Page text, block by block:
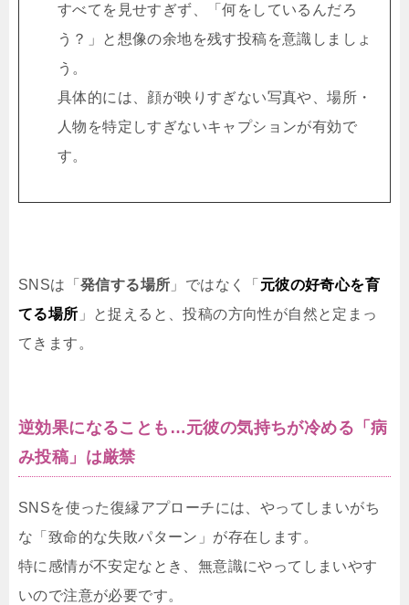
すべてを見せすぎず、「何をしているんだろ
う？」と想像の余地を残す投稿を意識しましょ
う。
具体的には、顔が映りすぎない写真や、場所・
人物を特定しすぎないキャプションが有効で
す。
SNSは「 発信する場所 」ではなく「 元彼の好奇心を育
てる場所 」と捉えると、投稿の方向性が自然と定まっ
てきます。
逆効果になることも…元彼の気持ちが冷める「病
み投稿」は厳禁
SNSを使った復縁アプローチには、やってしまいがち
な「致命的な失敗パターン」が存在します。
特に感情が不安定なとき、無意識にやってしまいやす
いので注意が必要です。